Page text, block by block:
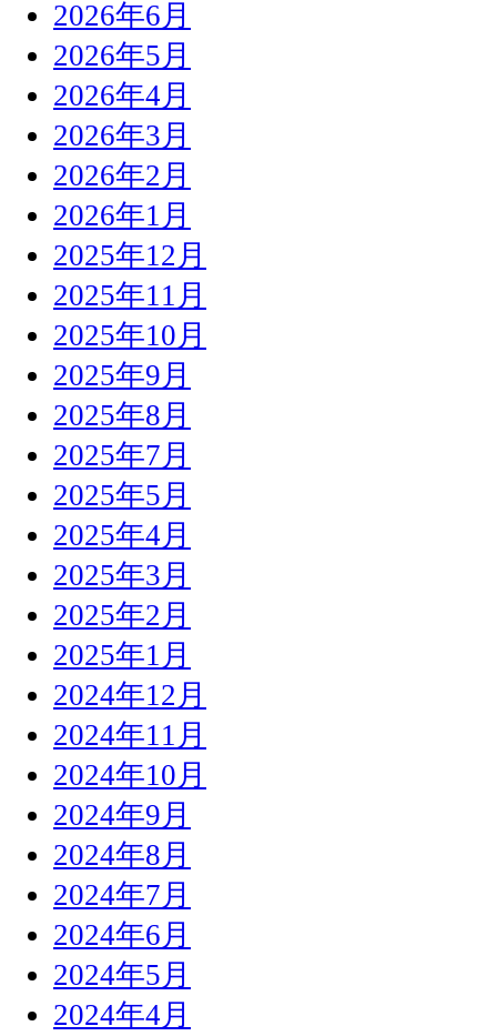
2026年6月
2026年5月
2026年4月
2026年3月
2026年2月
2026年1月
2025年12月
2025年11月
2025年10月
2025年9月
2025年8月
2025年7月
2025年5月
2025年4月
2025年3月
2025年2月
2025年1月
2024年12月
2024年11月
2024年10月
2024年9月
2024年8月
2024年7月
2024年6月
2024年5月
2024年4月